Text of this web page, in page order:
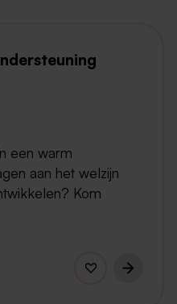
een warm
aan het welzijn
Kom